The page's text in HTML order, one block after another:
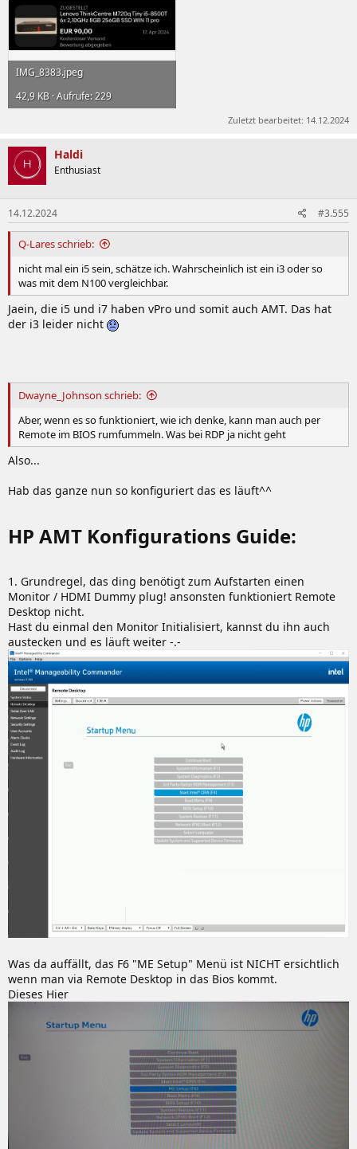
IMG_8383.jpeg
42,9 KB · Aufrufe: 229
Zuletzt bearbeitet: 14.12.2024
Haldi
Enthusiast
14.12.2024 #3.555
Q-Lares schrieb:
nicht mal ein i5 sein, schätze ich. Wahrscheinlich ist ein i3 oder so
was mit dem N100 vergleichbar.
Jaein, die i5 und i7 haben vPro und somit auch AMT. Das hat
der i3 leider nicht
Dwayne_Johnson schrieb:
Aber, wenn es so funktioniert, wie ich denke, kann man auch per
Remote im BIOS rumfummeln. Was bei RDP ja nicht geht
Also...
Hab das ganze nun so konfiguriert das es läuft^^
HP AMT Konfigurations Guide:​
1. Grundregel, das ding benötigt zum Aufstarten einen
Monitor / HDMI Dummy plug! ansonsten funktioniert Remote
Desktop nicht.
Hast du einmal den Monitor Initialisiert, kannst du ihn auch
austecken und es läuft weiter -.-
Was da auffällt, das F6 "ME Setup" Menü ist NICHT ersichtlich
wenn man via Remote Desktop in das Bios kommt.
Dieses Hier